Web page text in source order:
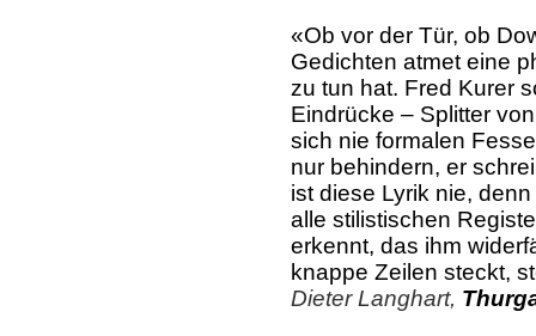
«Ob vor der Tür, ob
Gedichten atmet eine
zu tun hat. Fred Kurer
Eindrücke – Splitter
sich nie formalen
nur behindern, er
ist diese Lyrik nie,
alle stilistischen
erkennt, das ihm
knappe Zeilen steckt,
Dieter Langhart,